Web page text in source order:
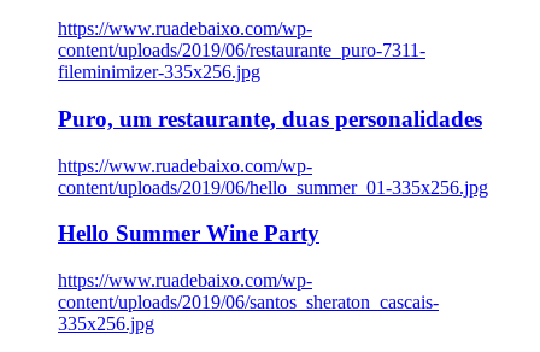
https://www.ruadebaixo.com/wp-
content/uploads/2019/06/restaurante_puro-7311-
fileminimizer-335x256.jpg
Puro, um restaurante, duas personalidades
https://www.ruadebaixo.com/wp-
content/uploads/2019/06/hello_summer_01-335x256.jpg
Hello Summer Wine Party
https://www.ruadebaixo.com/wp-
content/uploads/2019/06/santos_sheraton_cascais-
335x256.jpg